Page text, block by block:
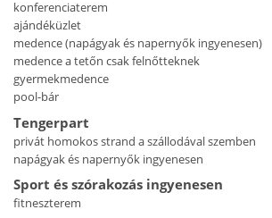
konferenciaterem
ajándéküzlet
medence (napágyak és napernyők ingyenesen)
medence a tetőn csak felnőtteknek
gyermekmedence
pool-bár
Tengerpart
privát homokos strand a szállodával szemben
napágyak és napernyők ingyenesen
Sport és szórakozás ingyenesen
fitneszterem